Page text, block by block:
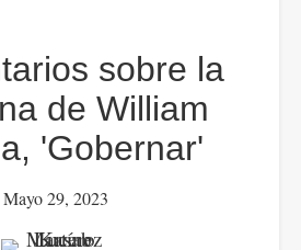
sobre la
de William
'Gobernar'
Mayo 29, 2023